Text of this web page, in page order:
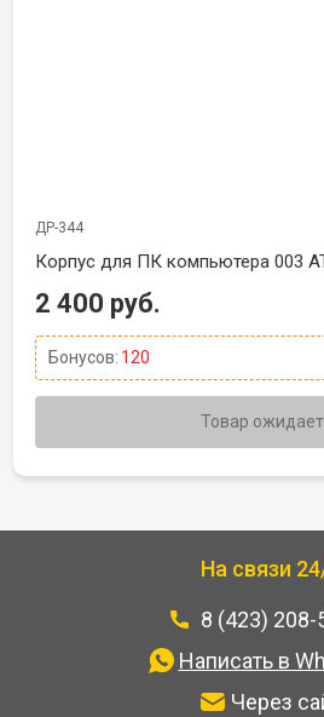
ДР-344
Корпус для ПК компьютера 003
2 400 руб.
Бонусов: 120
Товар
На связи
8 (423) 208-
Написать в
Через